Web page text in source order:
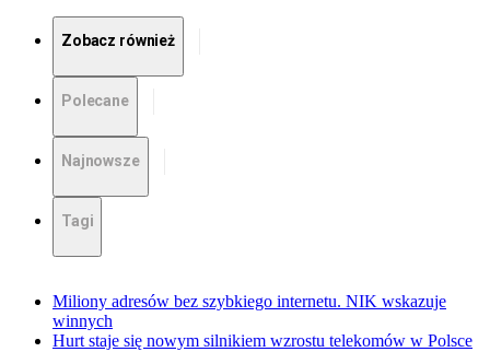
Zobacz również
Polecane
Najnowsze
Tagi
Miliony adresów bez szybkiego internetu. NIK wskazuje
winnych
Hurt staje się nowym silnikiem wzrostu telekomów w Polsce